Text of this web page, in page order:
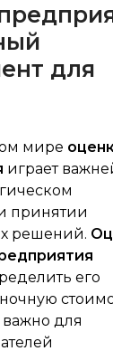
для
мире
играет
принятии
решений.
его
важно для